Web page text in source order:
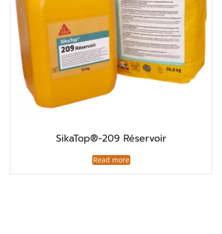
SikaTop®-209 Réservoir
Read more